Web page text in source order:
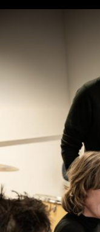
Lisa Batiashvili
News
City Lights